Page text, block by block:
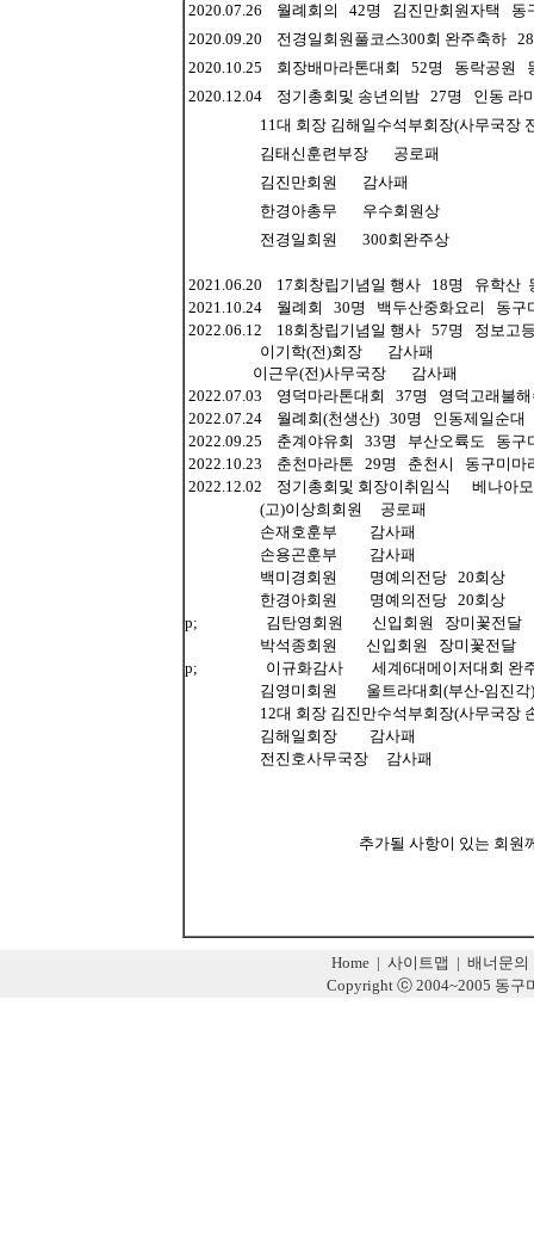
2020.07.26 월례회의 42명 김진만회원자택 동
2020.09.20 전경일회원풀코스300회 완주축하
2020.10.25 회장배마라톤대회 52명 동락공원
2020.12.04 정기총회및 송년의밤 27명 인동 라
11대 회장 김해일수석부회장(사무국장 전진
김태신훈련부장 공로패
김진만회원 감사패
한경아총무 우수회원상
전경일회원 300회완주상
2021.06.20 17회창립기념일 행사 18명 유학산
2021.10.24 월례회 30명 백두산중화요리 동구
2022.06.12 18회창립기념일 행사 57명 정보고
이기학(전)회장 감사패
이근우(전)사무국장 감사패
2022.07.03 영덕마라톤대회 37명 영덕고래불
2022.07.24 월례회(천생산) 30명 인동제일순대
2022.09.25 춘계야유회 33명 부산오륙도 동구
2022.10.23 춘천마라톤 29명 춘천시 동구미마
2022.12.02 정기총회및 회장이취임식 베나아
(고)이상희회원 공로패
손재호훈부 감사패
손용곤훈부 감사패
백미경회원 명예의전당 20회상
한경아회원 명예의전당 20회상
p; 김탄영회원 신입회원 장미꽃전달
박석종회원 신입회원 장미꽃전달
p; 이규화감사 세계6대메이저대회 완주
김영미회원 울트라대회(부산-임진각)
12대 회장 김진만수석부회장(사무국장 손재
김해일회장 감사패
전진호사무국장 감사패
추가될 사항이 있는 회원
Home | 사이트맵 | 배너문의
Copyright ⓒ 2004~2005 동구